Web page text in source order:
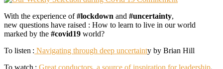
With the experience of#lockdown and #uncertainty,
new questions have raised : How to learn to live in our world
marked by the #covid19 world?
To listen : Navigating through deep uncertainty by Brian Hill